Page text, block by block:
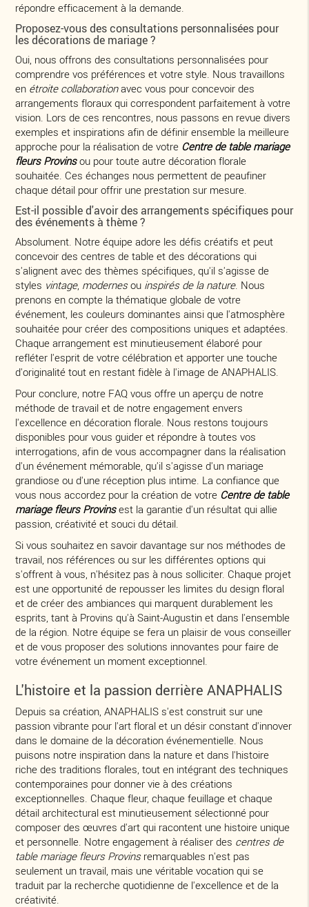
répondre efficacement à la demande.
Proposez-vous des consultations personnalisées pour
les décorations de mariage ?
Oui, nous offrons des consultations personnalisées pour
comprendre vos préférences et votre style. Nous travaillons
en étroite collaborationavec vous pour concevoir des
arrangements floraux qui correspondent parfaitement à votre
vision. Lors de ces rencontres, nous passons en revue divers
exemples et inspirations afin de définir ensemble la meilleure
approche pour la réalisation de votre Centre de table mariage
fleurs Provinsou pour toute autre décoration florale
souhaitée. Ces échanges nous permettent de peaufiner
chaque détail pour offrir une prestation sur mesure.
Est-il possible d'avoir des arrangements spécifiques pour
des événements à thème ?
Absolument. Notre équipe adore les défis créatifs et peut
concevoir des centres de table et des décorations qui
s'alignent avec des thèmes spécifiques, qu'il s'agisse de
styles vintage, modernesou inspirés de la nature. Nous
prenons en compte la thématique globale de votre
événement, les couleurs dominantes ainsi que l'atmosphère
souhaitée pour créer des compositions uniques et adaptées.
Chaque arrangement est minutieusement élaboré pour
refléter l'esprit de votre célébration et apporter une touche
d'originalité tout en restant fidèle à l'image de ANAPHALIS.
Pour conclure, notre FAQ vous offre un aperçu de notre
méthode de travail et de notre engagement envers
l'excellence en décoration florale. Nous restons toujours
disponibles pour vous guider et répondre à toutes vos
interrogations, afin de vous accompagner dans la réalisation
d'un événement mémorable, qu'il s'agisse d'un mariage
grandiose ou d'une réception plus intime. La confiance que
vous nous accordez pour la création de votre Centre de table
mariage fleurs Provinsest la garantie d'un résultat qui allie
passion, créativité et souci du détail.
Si vous souhaitez en savoir davantage sur nos méthodes de
travail, nos références ou sur les différentes options qui
s'offrent à vous, n'hésitez pas à nous solliciter. Chaque projet
est une opportunité de repousser les limites du design floral
et de créer des ambiances qui marquent durablement les
esprits, tant à Provins qu'à Saint-Augustin et dans l'ensemble
de la région. Notre équipe se fera un plaisir de vous conseiller
et de vous proposer des solutions innovantes pour faire de
votre événement un moment exceptionnel.
L'histoire et la passion derrière ANAPHALIS
Depuis sa création, ANAPHALIS s'est construit sur une
passion vibrante pour l'art floral et un désir constant d'innover
dans le domaine de la décoration événementielle. Nous
puisons notre inspiration dans la nature et dans l'histoire
riche des traditions florales, tout en intégrant des techniques
contemporaines pour donner vie à des créations
exceptionnelles. Chaque fleur, chaque feuillage et chaque
détail architectural est minutieusement sélectionné pour
composer des œuvres d'art qui racontent une histoire unique
et personnelle. Notre engagement à réaliser des centres de
table mariage fleurs Provinsremarquables n'est pas
seulement un travail, mais une véritable vocation qui se
traduit par la recherche quotidienne de l'excellence et de la
créativité.